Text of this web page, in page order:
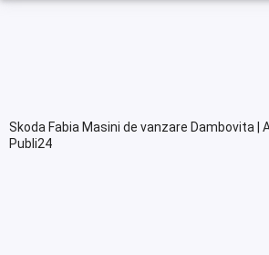
Skoda Fabia Masini de vanzare Dambovita |
Publi24